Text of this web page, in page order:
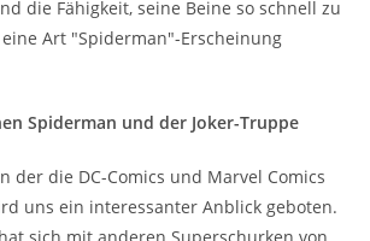
die Fähigkeit, seine Beine so schnell zu
Art "Spiderman"-Erscheinung
Spiderman und der Joker-Truppe
der die DC-Comics und Marvel Comics
uns ein interessanter Anblick geboten.
sich mit anderen Superschurken von